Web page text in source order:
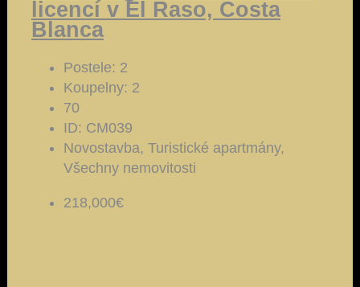
licencí v El Raso, Costa
Blanca
Postele: 2
Koupelny: 2
70
ID: CM039
Novostavba, Turistické apartmány,
Všechny nemovitosti
218,000€